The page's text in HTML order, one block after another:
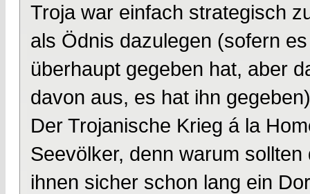
Troja war einfach strategisch
als Ödnis dazulegen (sofern
überhaupt gegeben hat, aber
davon aus, es hat ihn
Der Trojanische Krieg á la
Seevölker, denn warum
ihnen sicher schon lang ein